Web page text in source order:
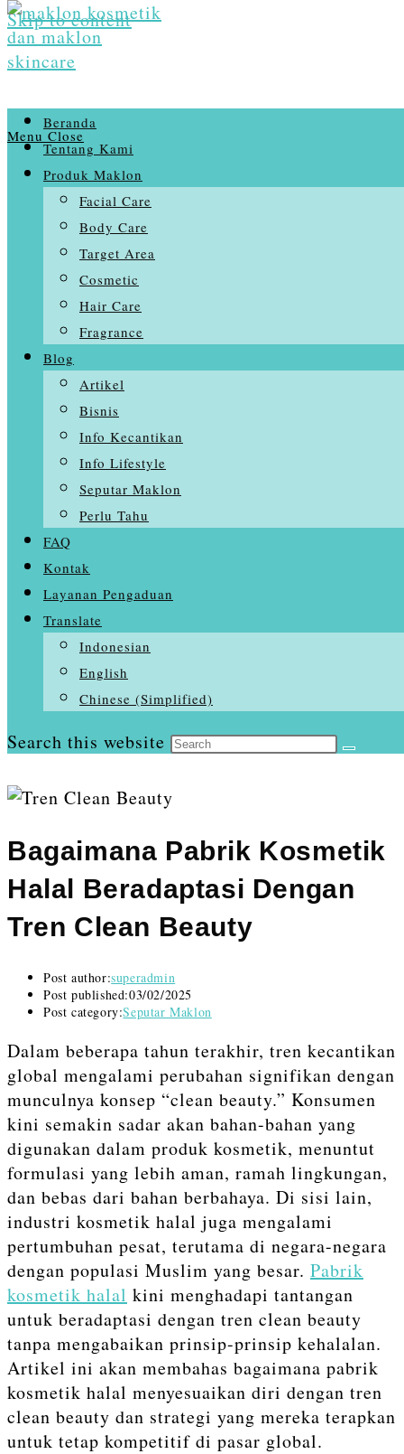
Skip to content
Menu Close
Beranda
Tentang Kami
Produk Maklon
Facial Care
Body Care
Target Area
Cosmetic
Hair Care
Fragrance
Blog
Artikel
Bisnis
Info Kecantikan
Info Lifestyle
Seputar Maklon
Perlu Tahu
FAQ
Kontak
Layanan Pengaduan
Translate
Indonesian
English
Chinese (Simplified)
Search this website
Bagaimana Pabrik Kosmetik
Halal Beradaptasi Dengan
Tren Clean Beauty
Post author:superadmin
Post published:03/02/2025
Post category:Seputar Maklon
Dalam beberapa tahun terakhir, tren kecantikan
global mengalami perubahan signifikan dengan
munculnya konsep “clean beauty.” Konsumen
kini semakin sadar akan bahan-bahan yang
digunakan dalam produk kosmetik, menuntut
formulasi yang lebih aman, ramah lingkungan,
dan bebas dari bahan berbahaya. Di sisi lain,
industri kosmetik halal juga mengalami
pertumbuhan pesat, terutama di negara-negara
dengan populasi Muslim yang besar. Pabrik
kosmetik halal kini menghadapi tantangan
untuk beradaptasi dengan tren clean beauty
tanpa mengabaikan prinsip-prinsip kehalalan.
Artikel ini akan membahas bagaimana pabrik
kosmetik halal menyesuaikan diri dengan tren
clean beauty dan strategi yang mereka terapkan
untuk tetap kompetitif di pasar global.